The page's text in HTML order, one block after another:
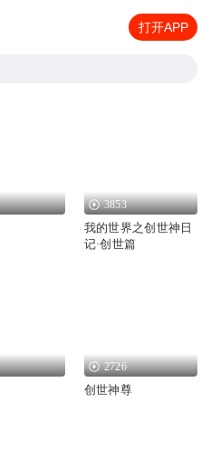
打开APP
3853
我的世界之创世神日
记·创世篇
2726
创世神尊